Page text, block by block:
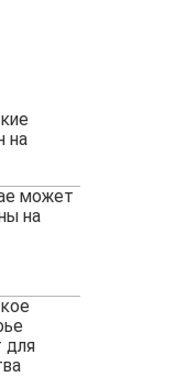
на
может
на
для